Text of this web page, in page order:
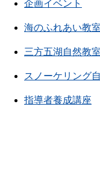
企画イベント
海のふれあい教室
三方五湖自然教室
スノーケリング
指導者養成講座